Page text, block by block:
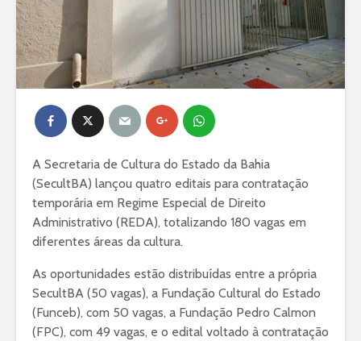
A Secretaria de Cultura do Estado da Bahia
(SecultBA) lançou quatro editais para contratação
temporária em Regime Especial de Direito
Administrativo (REDA), totalizando 180 vagas em
diferentes áreas da cultura.
As oportunidades estão distribuídas entre a própria
SecultBA (50 vagas), a Fundação Cultural do Estado
(Funceb), com 50 vagas, a Fundação Pedro Calmon
(FPC), com 49 vagas, e o edital voltado à contratação